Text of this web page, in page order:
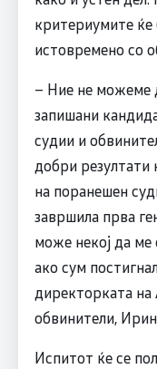
критериумите ќе
истовремено со
– Ние не можеме
запишани
судии и
добри резултати
на поранешен
завршила прва
може некој да
ако сум
директорката на
обвинители,
Испитот ќе се